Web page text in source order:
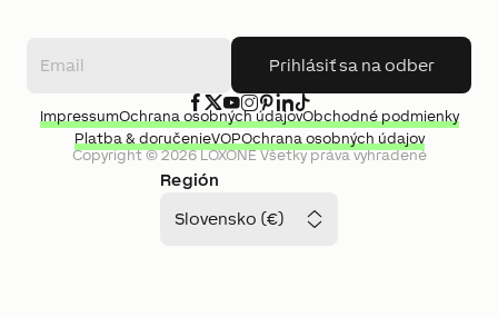
Prihlásiť sa na odber
Región
Slovensko (€)
Copyright ©2026LOXONEVšetky práva vyhradené
ImpressumOchrana osobných údajovObchodné podmienky
Platba & doručenieVOPOchrana osobných údajov